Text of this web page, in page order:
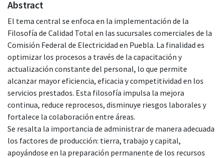
Abstract
El tema central se enfoca en la implementación de la
Filosofía de Calidad Total en las sucursales comerciales de la
Comisión Federal de Electricidad en Puebla. La finalidad es
optimizar los procesos a través de la capacitación y
actualización constante del personal, lo que permite
alcanzar mayor eficiencia, eficacia y competitividad en los
servicios prestados. Esta filosofía impulsa la mejora
continua, reduce reprocesos, disminuye riesgos laborales y
fortalece la colaboración entre áreas.
Se resalta la importancia de administrar de manera adecuada
los factores de producción: tierra, trabajo y capital,
apoyándose en la preparación permanente de los recursos